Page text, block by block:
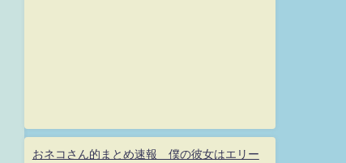
おネコさん的まとめ速報 僕の彼女はエリー